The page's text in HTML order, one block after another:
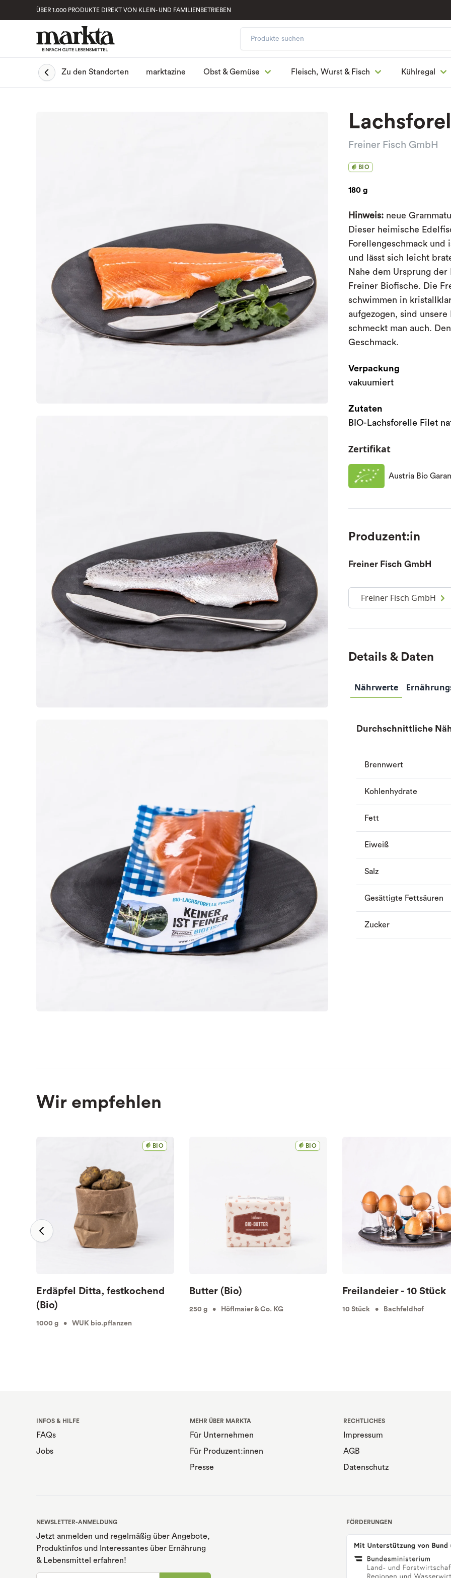
ÜBER 1.000 PRODUKTE DIREKT VON KLEIN- UND FAMILIENBETRIEBEN
Zu den Standorten marktazine Obst & Gemüse Fleisch, Wurst & Fisch Kühlregal
Freiner Fisch GmbH
BIO
180 g
Hinweis: neue
Dieser heimische
Forellengeschmack
und lässt sich leicht
Nahe dem Ursprung
Freiner Biofische. Die
schwimmen in
aufgezogen, sind
schmeckt man auch.
Geschmack.
Verpackung
vakuumiert
Zutaten
BIO-Lachsforelle Filet
Zertifikat
Austria Bio
Produzent:in
Freiner Fisch GmbH
Freiner Fisch GmbH
Details & Daten
Nährwerte
Durchschnittliche
Brennwert
Kohlenhydrate
Fett
Eiweiß
Salz
Gesättigte Fettsäuren
Zucker
Wir empfehlen
BIO
Erdäpfel Ditta, festkochend
(Bio)
1000 g • WUK bio.pflanzen
BIO
Butter (Bio)
250 g • Höflmaier & Co. KG
Freilandeier - 10 Stück
10 Stück • Bachfeldhof
INFOS & HILFE
FAQs
Jobs
MEHR ÜBER MARKTA
Für Unternehmen
Für Produzent:innen
Presse
RECHTLICHES
Impressum
AGB
Datenschutz
NEWSLETTER-ANMELDUNG
Jetzt anmelden und regelmäßig über Angebote,
Produktinfos und Interessantes über Ernährung
& Lebensmittel erfahren!
FÖRDERUNGEN